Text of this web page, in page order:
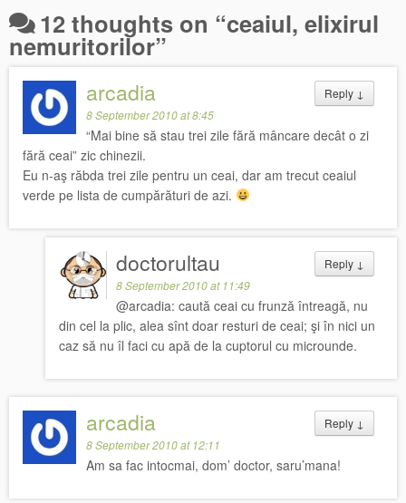
12 thoughts on “ceaiul, elixirul
nemuritorilor”
Reply ↓
arcadia
8 September 2010 at 8:45
“Mai bine să stau trei zile fără mâncare decât o zi
fără ceai” zic chinezii.
Eu n-aş răbda trei zile pentru un ceai, dar am trecut ceaiul
verde pe lista de cumpărături de azi.
Reply ↓
doctorultau
8 September 2010 at 11:49
@arcadia: caută ceai cu frunză întreagă, nu
din cel la plic, alea sînt doar resturi de ceai; şi în nici un
caz să nu îl faci cu apă de la cuptorul cu microunde.
Reply ↓
arcadia
8 September 2010 at 12:11
Am sa fac intocmai, dom’ doctor, saru’mana!